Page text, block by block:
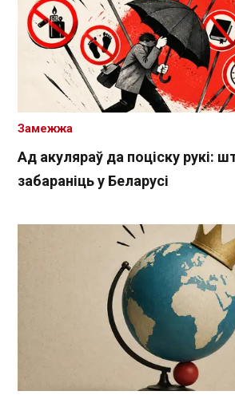
Ад акуляраў да поціску рукі:
забараніць у Беларусі
Замежжа